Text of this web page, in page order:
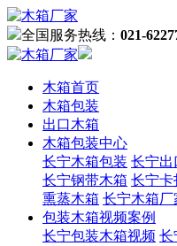
全国服务热线： 021-
木箱首页
木箱包装
出口木箱
木箱包装中心
长宁木箱包装 长宁出
长宁钢带木箱 长宁卡
熏蒸木箱 长宁木箱厂
包装木箱视频案例
长宁包装木箱视频 长